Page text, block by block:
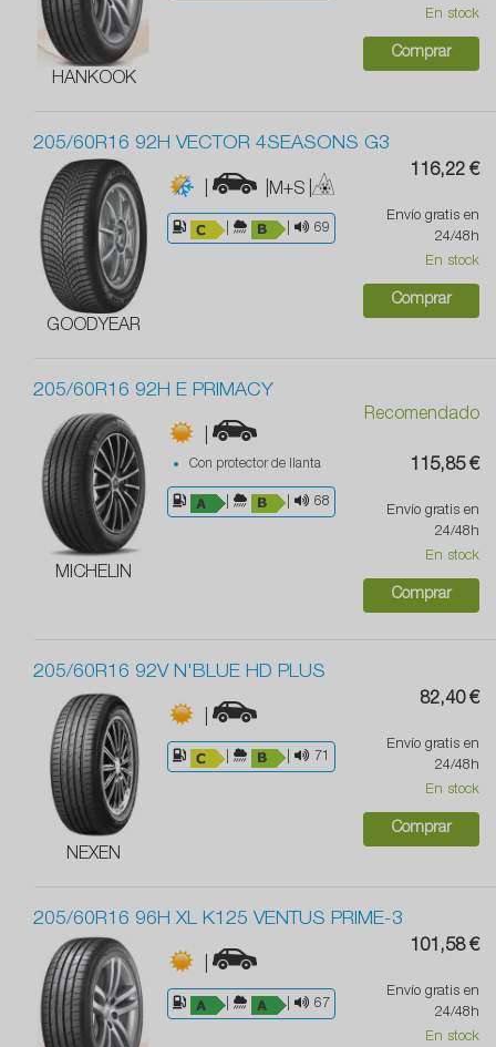
HANKOOK
En stock
Comprar
205/60R16 92H VECTOR 4SEASONS G3
GOODYEAR
| |M+S |
69
116,22 €
Envío gratis en
24/48h
En stock
Comprar
205/60R16 92H E PRIMACY
MICHELIN
|
Con protector de llanta
68
Recomendado
115,85 €
Envío gratis en
24/48h
En stock
Comprar
205/60R16 92V N'BLUE HD PLUS
NEXEN
|
71
82,40 €
Envío gratis en
24/48h
En stock
Comprar
205/60R16 96H XL K125 VENTUS PRIME-3
|
67
101,58 €
Envío gratis en
24/48h
En stock